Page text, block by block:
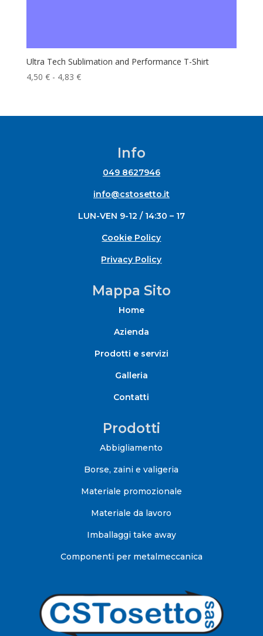
Ultra Tech Sublimation and Performance T-Shirt
4,50 € - 4,83 €Fascia
da
Info
049 8627946
info@cstosetto.it
LUN-VEN 9-12 / 14:30 – 17
Cookie Policy
Privacy Policy
Mappa Sito
Home
Azienda
Prodotti e servizi
Galleria
Contatti
Prodotti
Abbigliamento
Borse, zaini e valigeria
Materiale promozionale
Materiale da lavoro
Imballaggi take away
Componenti per metalmeccanica